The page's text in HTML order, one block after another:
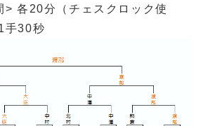
各20分（チェスクロック使
手30秒